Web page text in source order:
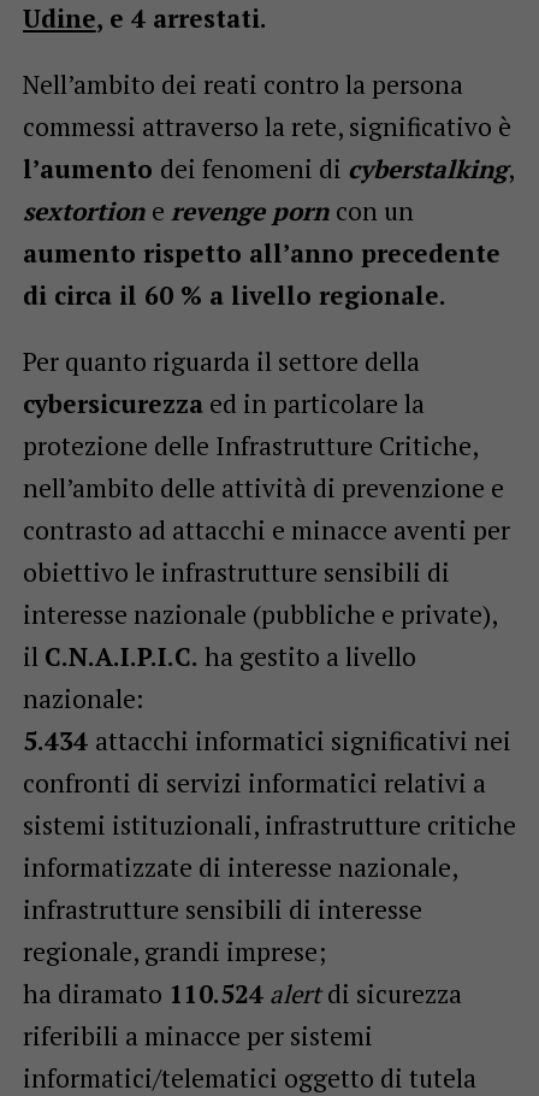
Udine, e 4 arrestati.
Nell’ambito dei reati contro la persona
commessi attraverso la rete, significativo è
l’aumento dei fenomeni di cyberstalking,
sextortion e revenge porn con un
aumento rispetto all’anno precedente
di circa il 60 % a livello regionale.
Per quanto riguarda il settore della
cybersicurezzaed in particolare la
protezione delle Infrastrutture Critiche,
nell’ambito delle attività di prevenzione e
contrasto ad attacchi e minacce aventi per
obiettivo le infrastrutture sensibili di
interesse nazionale (pubbliche e private),
il C.N.A.I.P.I.C. ha gestito a livello
nazionale:
5.434 attacchi informatici significativi nei
confronti di servizi informatici relativi a
sistemi istituzionali, infrastrutture critiche
informatizzate di interesse nazionale,
infrastrutture sensibili di interesse
regionale, grandi imprese;
ha diramato 110.524 alertdi sicurezza
riferibili a minacce per sistemi
informatici/telematici oggetto di tutela